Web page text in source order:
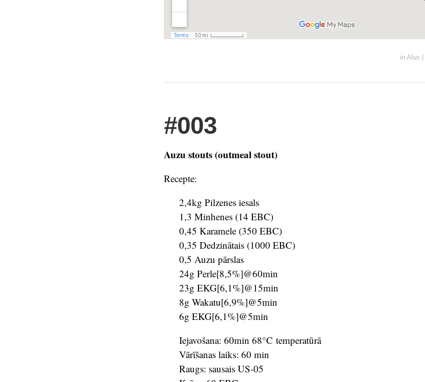
in Alus
#003
Auzu stouts (outmeal stout)
Recepte:
2,4kg Pilzenes iesals
1,3 Minhenes (14 EBC)
0,45 Karamele (350 EBC)
0,35 Dedzinātais (1000 EBC)
0,5 Auzu pārslas
24g Perle[8,5%]@60min
23g EKG[6,1%]@15min
8g Wakatu[6,9%]@5min
6g EKG[6,1%]@5min
Iejavošana: 60min 68°C temperatūrā
Vārīšanas laiks: 60 min
Raugs: sausais US-05